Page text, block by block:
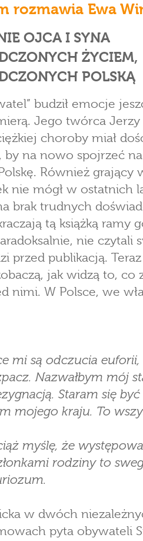
rozmawia Ewa
OJCA I SYNA
ŻYCIEM,
POLSKĄ
budził emocje
Jego twórca
choroby miał
by na nowo spojrzeć
Również grający
nie mógł w ostatnich
brak trudnych
tą książką ramy
nie czytali
przed publikacją.
jak widzą to, co
nimi. W Polsce, we
mi są odczucia euforii,
Nazwałbym mój
Staram się być
mojego kraju. To
myślę, że
rodziny to
w dwóch
pyta obywateli